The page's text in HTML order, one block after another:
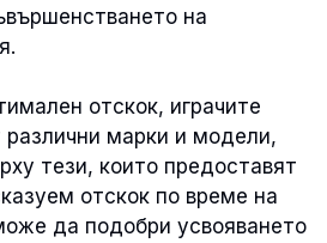
на
отскок, играчите
различни марки и модели,
тези, които предоставят
отскок по време на
да подобри усвояването